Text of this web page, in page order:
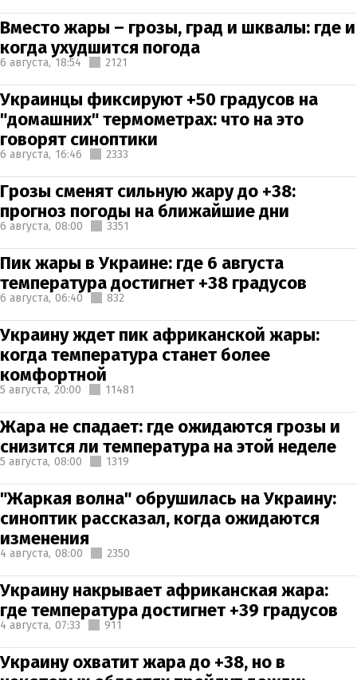
Вместо жары – грозы, град и шквалы: где и
когда ухудшится погода
6 августа, 18:54 2121
Украинцы фиксируют +50 градусов на
"домашних" термометрах: что на это
говорят синоптики
6 августа, 16:46 2333
Грозы сменят сильную жару до +38:
прогноз погоды на ближайшие дни
6 августа, 08:00 3351
Пик жары в Украине: где 6 августа
температура достигнет +38 градусов
6 августа, 06:40 832
Украину ждет пик африканской жары:
когда температура станет более
комфортной
5 августа, 20:00 11481
Жара не спадает: где ожидаются грозы и
снизится ли температура на этой неделе
5 августа, 08:00 1319
"Жаркая волна" обрушилась на Украину:
синоптик рассказал, когда ожидаются
изменения
4 августа, 08:00 2350
Украину накрывает африканская жара:
где температура достигнет +39 градусов
4 августа, 07:33 911
Украину охватит жара до +38, но в